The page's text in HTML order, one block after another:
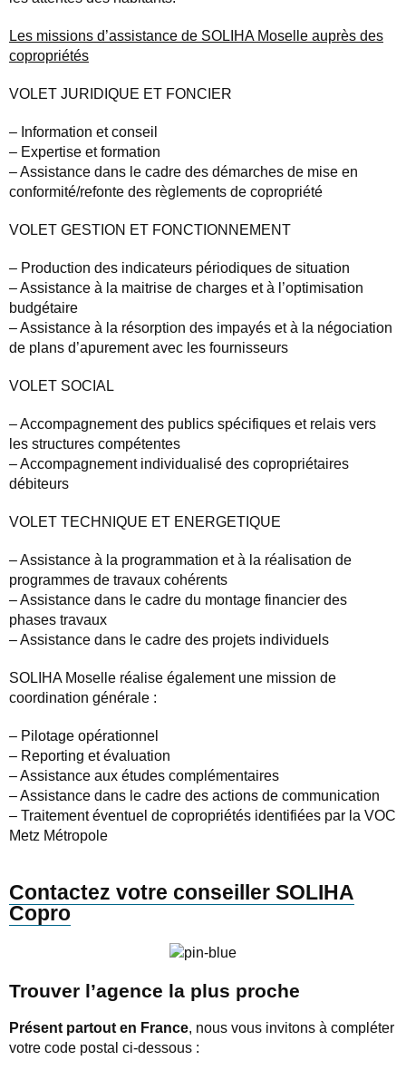
Les missions d’assistance de SOLIHA Moselle auprès des
copropriétés
VOLET JURIDIQUE ET FONCIER
– Information et conseil
– Expertise et formation
– Assistance dans le cadre des démarches de mise en
conformité/refonte des règlements de copropriété
VOLET GESTION ET FONCTIONNEMENT
– Production des indicateurs périodiques de situation
– Assistance à la maitrise de charges et à l’optimisation
budgétaire
– Assistance à la résorption des impayés et à la négociation
de plans d’apurement avec les fournisseurs
VOLET SOCIAL
– Accompagnement des publics spécifiques et relais vers
les structures compétentes
– Accompagnement individualisé des copropriétaires
débiteurs
VOLET TECHNIQUE ET ENERGETIQUE
– Assistance à la programmation et à la réalisation de
programmes de travaux cohérents
– Assistance dans le cadre du montage financier des
phases travaux
– Assistance dans le cadre des projets individuels
SOLIHA Moselle réalise également une mission de
coordination générale :
– Pilotage opérationnel
– Reporting et évaluation
– Assistance aux études complémentaires
– Assistance dans le cadre des actions de communication
– Traitement éventuel de copropriétés identifiées par la VOC
Metz Métropole
Contactez votre conseiller SOLIHA
Copro​
Trouver l’agence la plus proche
Présent partout en France, nous vous invitons à compléter
votre code postal ci-dessous :